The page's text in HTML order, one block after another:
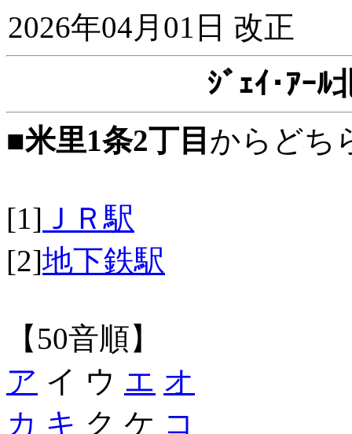
2026年04月01日 改正
ｼﾞｪｲ･ｱｰﾙ
■米里1条2丁目 からどち
[1] ＪＲ駅
[2]地下鉄駅
【50音順】
ア イ ウ エ オ
カ キ ク ケ コ